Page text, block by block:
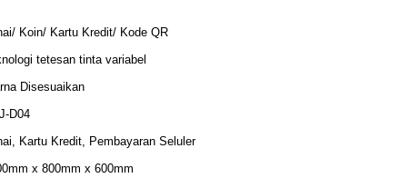
Koin/ Kartu Kredit/ Kode QR
tetesan tinta variabel
Disesuaikan
D04
Kartu Kredit, Pembayaran Seluler
x 800mm x 600mm